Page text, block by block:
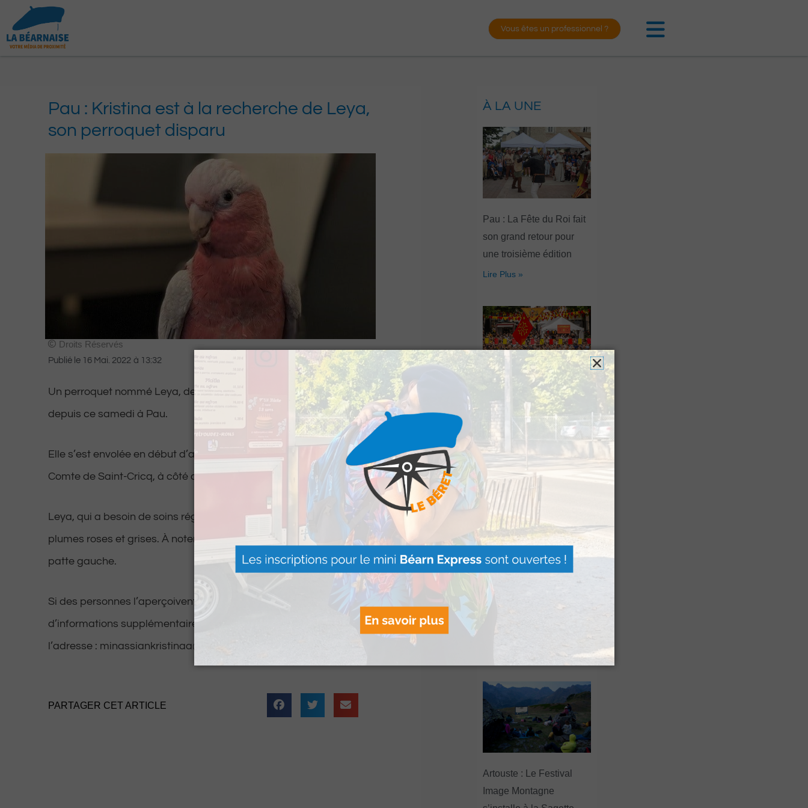
contenu
Vous êtes un professionnel ?
Pau : Kristina est à la recherche de Leya,
son perroquet disparu
Droits Réservés
Publié le 16 Mai. 2022 à 13:32
Un perroquet nommé Leya, de race rosalbin, est porté disparu
depuis ce samedi à Pau.
Elle s’est envolée en début d’après-midi au niveau de la rue du
Comte de Saint-Cricq, à côté de la tour des Fleurs.
Leya, qui a besoin de soins réguliers, est reconnaissable avec ses
plumes roses et grises. À noter que le cacatoès est bagué sur la
patte gauche.
Si des personnes l’aperçoivent ou sont en possession
d’informations supplémentaires, merci de contacter Kristina à
l’adresse : minassiankristinaa@gmail.com.
PARTAGER CET ARTICLE
À LA UNE
Pau : La Fête du Roi fait
son grand retour pour
une troisième édition
Lire Plus »
Hestiv’Òc : Les férias
Béarnaises font leur
grand retour à Pau
Lire Plus »
offert par Version
Voyages pour les grands
Artouste : Le Festival
Image Montagne